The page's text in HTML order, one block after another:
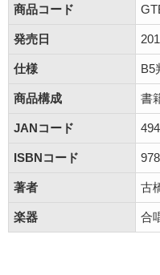
商品コード
発売日
仕様 B5
商品構成 書
JANコード
ISBNコード
著者 古
楽器 合